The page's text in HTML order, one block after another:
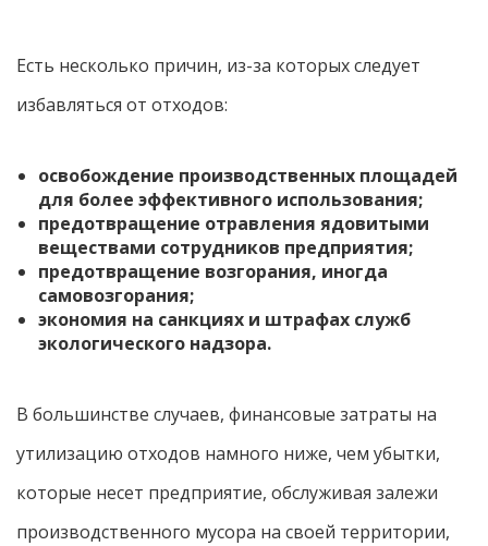
Есть несколько причин, из-за которых следует
избавляться от отходов:
освобождение производственных площадей
для более эффективного использования;
предотвращение отравления ядовитыми
веществами сотрудников предприятия;
предотвращение возгорания, иногда
самовозгорания;
экономия на санкциях и штрафах служб
экологического надзора.
В большинстве случаев, финансовые затраты на
утилизацию отходов намного ниже, чем убытки,
которые несет предприятие, обслуживая залежи
производственного мусора на своей территории,